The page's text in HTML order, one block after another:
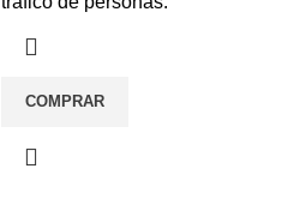
COMPRAR